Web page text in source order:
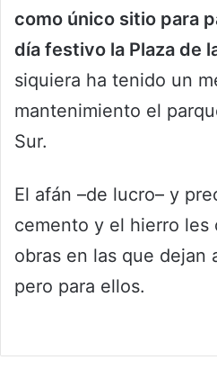
como único sitio para
día festivo la Plaza de
siquiera ha tenido un
mantenimiento el
Sur.
El afán –de lucro– y
cemento y el hierro les
obras en las que dejan
pero para ellos.